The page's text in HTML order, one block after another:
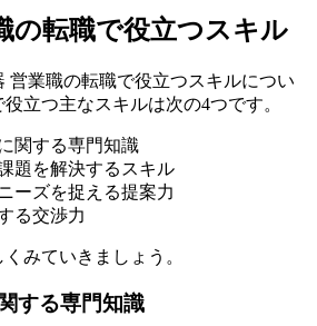
の転職で役立つスキル
営業職の転職で役立つスキルについ
立つ主なスキルは次の4つです。
関する専門知識
題を解決するスキル
ーズを捉える提案力
る交渉力
みていきましょう。
する専門知識